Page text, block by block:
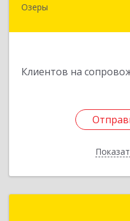
Озеры
Клиентов на
140563, Московская